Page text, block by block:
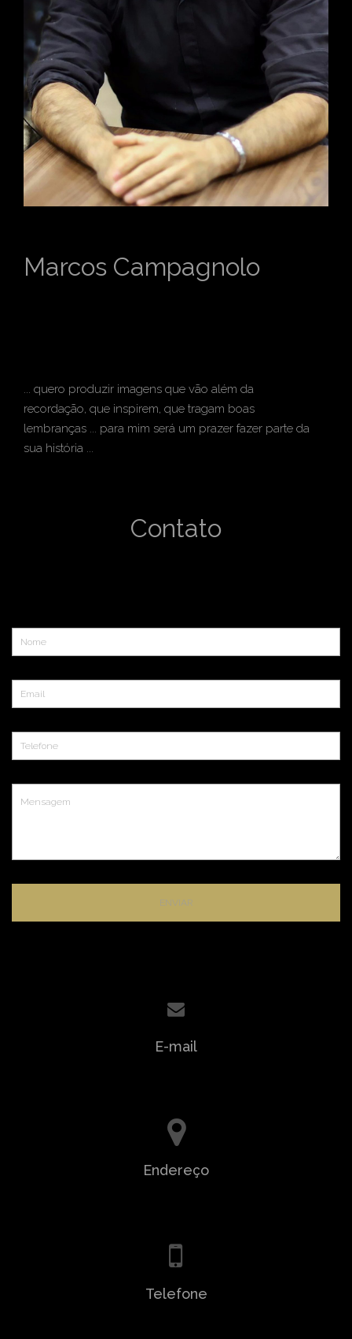
Marcos Campagnolo
... quero produzir imagens que vão além da
recordação, que inspirem, que tragam boas
lembranças ... para mim será um prazer fazer parte da
sua história ...
Contato
ENVIAR
E-mail
Endereço
Telefone